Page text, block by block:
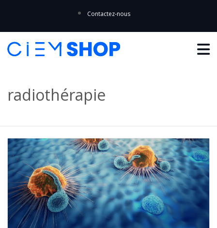
Contactez-nous
radiothérapie